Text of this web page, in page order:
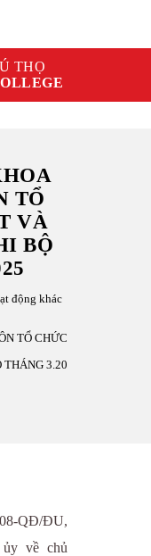
THỌ
TỔ
VÀ
BỘ
động khác
TỔ CHỨC
THÁNG 3.20
QĐ/ĐU,
ủy về chủ